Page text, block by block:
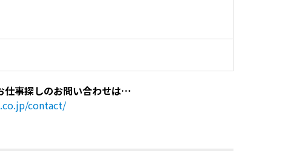
仕事探しのお問い合わせは…
contact/